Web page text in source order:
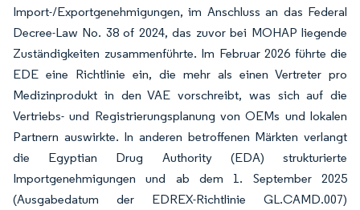
Import-/Exportgenehmigungen, im Anschluss an das Federal
Decree-Law No. 38 of 2024, das zuvor bei MOHAP liegende
Zuständigkeiten zusammenführte. Im Februar 2026 führte die
EDE eine Richtlinie ein, die mehr als einen Vertreter pro
Medizinprodukt in den VAE vorschreibt, was sich auf die
Vertriebs- und Registrierungsplanung von OEMs und lokalen
Partnern auswirkte. In anderen betroffenen Märkten verlangt
die Egyptian Drug Authority (EDA) strukturierte
Importgenehmigungen und ab dem 1. September 2025
(Ausgabedatum der EDREX-Richtlinie GL.CAMD.007)